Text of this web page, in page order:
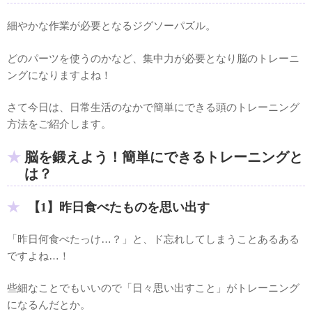
細やかな作業が必要となるジグソーパズル。
どのパーツを使うのかなど、集中力が必要となり脳のトレーニ
ングになりますよね！
さて今日は、日常生活のなかで簡単にできる頭のトレーニング
方法をご紹介します。
脳を鍛えよう！簡単にできるトレーニングと
は？
【1】昨日食べたものを思い出す
「昨日何食べたっけ…？」と、ド忘れしてしまうことあるある
ですよね…！
些細なことでもいいので「日々思い出すこと」がトレーニング
になるんだとか。